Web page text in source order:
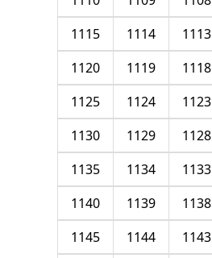
1113
1114
1115
1118
1119
1120
1123
1124
1125
1128
1129
1130
1133
1134
1135
1138
1139
1140
1143
1144
1145